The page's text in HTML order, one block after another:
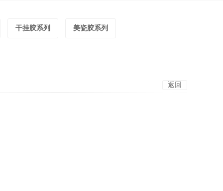
干挂胶系列 美瓷胶系列
返回